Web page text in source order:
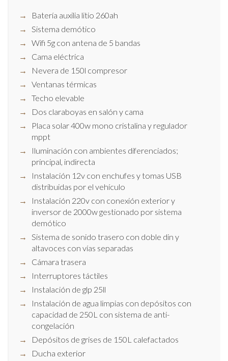
Batería auxilia litio 260ah
Sistema demótico
Wifi 5g con antena de 5 bandas
Cama eléctrica
Nevera de 150l compresor
Ventanas térmicas
Techo elevable
Dos claraboyas en salón y cama
Placa solar 400w mono cristalina y regulador
mppt
Iluminación con ambientes diferenciados;
principal, indirecta
Instalación 12v con enchufes y tomas USB
distribuidas por el vehículo
Instalación 220v con conexión exterior y
inversor de 2000w gestionado por sistema
demótico
Sistema de sonido trasero con doble din y
altavoces con vías separadas
Cámara trasera
Interruptores táctiles
Instalación de glp 25ll
Instalación de agua limpias con depósitos con
capacidad de 250L con sistema de anti-
congelación
Depósitos de grises de 150L calefactados
Ducha exterior